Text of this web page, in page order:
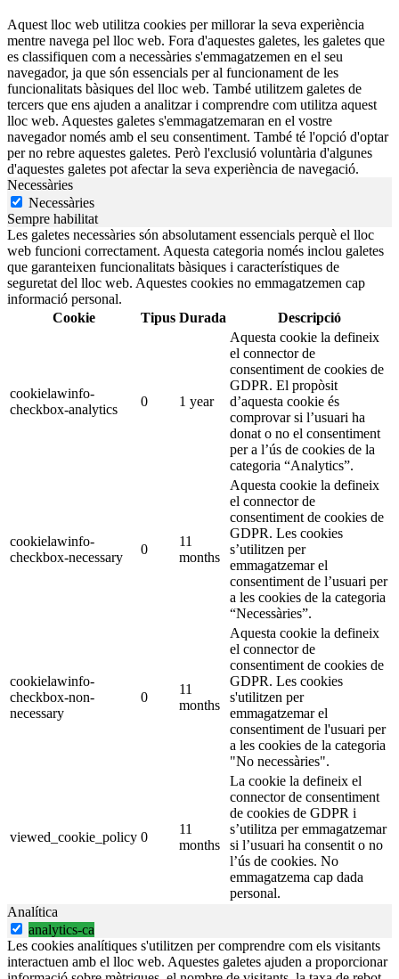
Aquest lloc web utilitza cookies per millorar la seva experiència
mentre navega pel lloc web. Fora d'aquestes galetes, les galetes que
es classifiquen com a necessàries s'emmagatzemen en el seu
navegador, ja que són essencials per al funcionament de les
funcionalitats bàsiques del lloc web. També utilitzem galetes de
tercers que ens ajuden a analitzar i comprendre com utilitza aquest
lloc web. Aquestes galetes s'emmagatzemaran en el vostre
navegador només amb el seu consentiment. També té l'opció d'optar
per no rebre aquestes galetes. Però l'exclusió voluntària d'algunes
d'aquestes galetes pot afectar la seva experiència de navegació.
Necessàries
Necessàries
Sempre habilitat
Les galetes necessàries són absolutament essencials perquè el lloc
web funcioni correctament. Aquesta categoria només inclou galetes
que garanteixen funcionalitats bàsiques i característiques de
seguretat del lloc web. Aquestes cookies no emmagatzemen cap
informació personal.
Cookie
Tipus Durada Descripció
cookielawinfo-
checkbox-analytics
0 1 year
Aquesta cookie la defineix
el connector de
consentiment de cookies de
GDPR. El propòsit
d’aquesta cookie és
comprovar si l’usuari ha
donat o no el consentiment
per a l’ús de cookies de la
categoria “Analytics”.
cookielawinfo-
checkbox-necessary
0
11
months
Aquesta cookie la defineix
el connector de
consentiment de cookies de
GDPR. Les cookies
s’utilitzen per
emmagatzemar el
consentiment de l’usuari per
a les cookies de la categoria
“Necessàries”.
cookielawinfo-
checkbox-non-
necessary
0
11
months
Aquesta cookie la defineix
el connector de
consentiment de cookies de
GDPR. Les cookies
s'utilitzen per
emmagatzemar el
consentiment de l'usuari per
a les cookies de la categoria
"No necessàries".
viewed_cookie_policy 0
11
months
La cookie la defineix el
connector de consentiment
de cookies de GDPR i
s’utilitza per emmagatzemar
si l’usuari ha consentit o no
l’ús de cookies. No
emmagatzema cap dada
personal.
Analítica
analytics-ca
Les cookies analítiques s'utilitzen per comprendre com els visitants
interactuen amb el lloc web. Aquestes galetes ajuden a proporcionar